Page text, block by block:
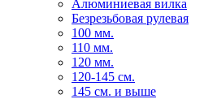
Алюминиевая вилка
Безрезьбовая рулевая
100 мм.
110 мм.
120 мм.
120-145 см.
145 см. и выше